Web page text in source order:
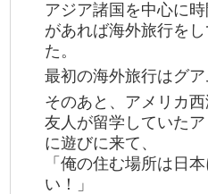
アジア諸国を中心に
があれば海外旅行をし
た。
最初の海外旅行はグア
そのあと、アメリカ西
友人が留学していたア
に遊びに来て、
「俺の住む場所は日
い！」